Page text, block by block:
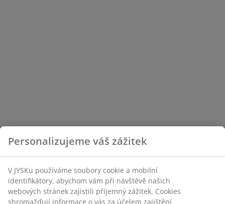
Personalizujeme váš zážitek
V JYSKu používáme soubory cookie a mobilní
identifikátory, abychom vám při návštěvě našich
webových stránek zajistili příjemný zážitek. Cookies
shromažďují informace o vás za účelem zajištění